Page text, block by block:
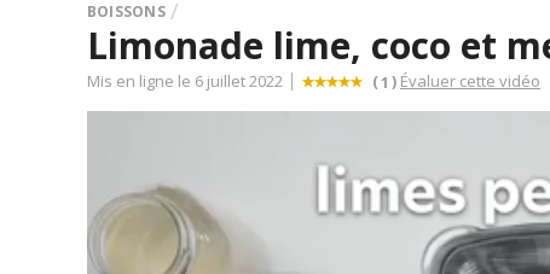
BOISSONS
Limonade lime, coco et
Mis en ligne le 6 juillet 2022 (1 ) Évaluer cette vidéo